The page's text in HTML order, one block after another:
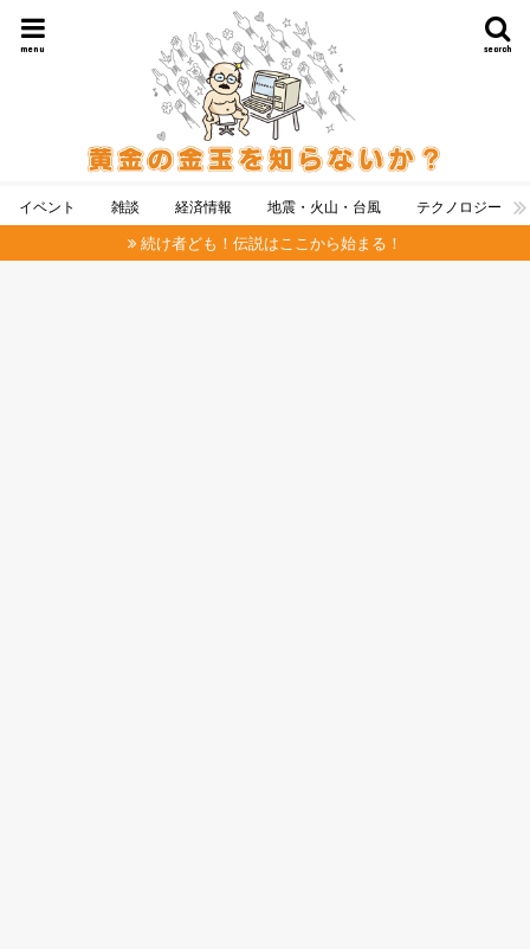
search
menu
イベント 雑談 経済情報 地震・火山・台風 テクノロジー
続け者ども！伝説はここから始まる！